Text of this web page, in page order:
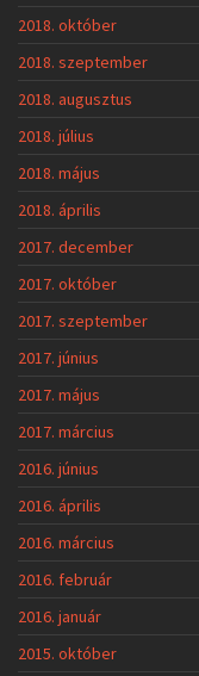
2018. október
2018. szeptember
2018. augusztus
2018. július
2018. május
2018. április
2017. december
2017. október
2017. szeptember
2017. június
2017. május
2017. március
2016. június
2016. április
2016. március
2016. február
2016. január
2015. október